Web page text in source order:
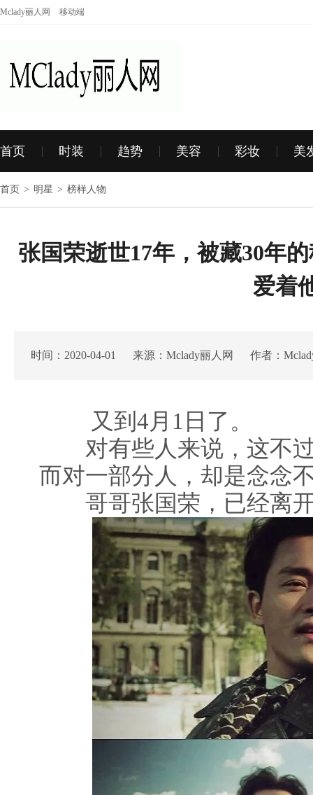
Mclady丽人网 移动端
首页 时装 趋势 美容 彩妆 美
首页 > 明星 > 榜样人物
张国荣逝世17年，被藏30年
爱着
时间：2020-04-01 来源：Mclady丽人网 作者：
又到4月1日了。
对有些人来说，这不过
而对一部分人，却是念念
哥哥张国荣，已经离